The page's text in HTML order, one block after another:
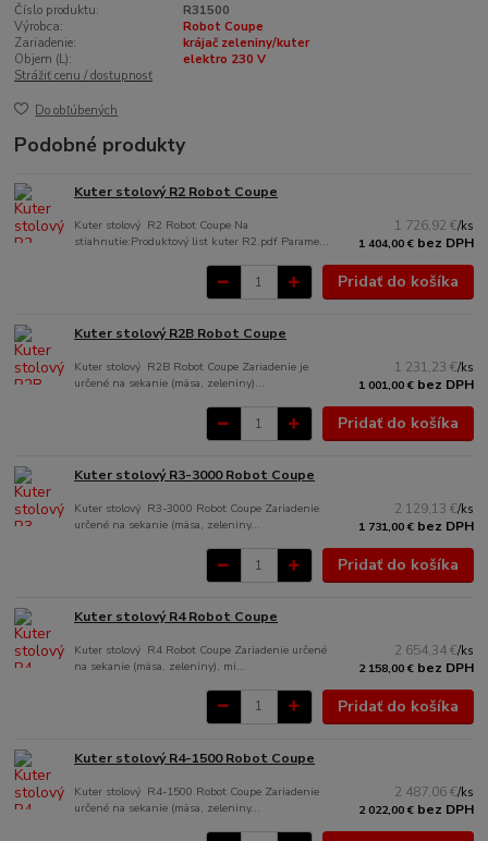
Číslo produktu:
R31500
Výrobca:
Robot Coupe
Zariadenie:
krájač zeleniny/kuter
Objem (L):
elektro 230 V
Strážiť cenu / dostupnosť
Do obľúbených
Podobné produkty
Kuter stolový R2 Robot Coupe
Kuter stolový R2 Robot Coupe Na
stiahnutie:Produktový list kuter R2.pdf Parame...
1 726,92 €/ks
1 404,00 € bez DPH
Pridať do košíka
Kuter stolový R2B Robot Coupe
Kuter stolový R2B Robot Coupe Zariadenie je
určené na sekanie (mäsa, zeleniny)...
1 231,23 €/ks
1 001,00 € bez DPH
Pridať do košíka
Kuter stolový R3-3000 Robot Coupe
Kuter stolový R3-3000 Robot Coupe Zariadenie
určené na sekanie (mäsa, zeleniny...
2 129,13 €/ks
1 731,00 € bez DPH
Pridať do košíka
Kuter stolový R4 Robot Coupe
Kuter stolový R4 Robot Coupe Zariadenie určené
na sekanie (mäsa, zeleniny), mi...
2 654,34 €/ks
2 158,00 € bez DPH
Pridať do košíka
Kuter stolový R4-1500 Robot Coupe
Kuter stolový R4-1500 Robot Coupe Zariadenie
určené na sekanie (mäsa, zeleniny...
2 487,06 €/ks
2 022,00 € bez DPH